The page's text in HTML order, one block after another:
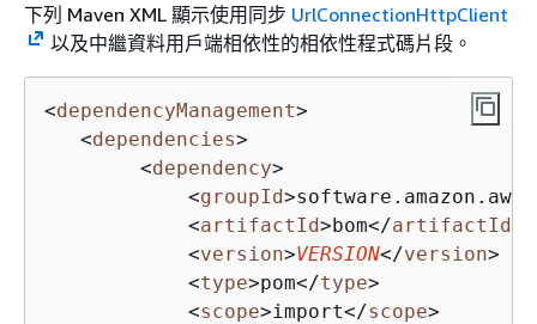
下列 Maven XML 顯示使用同步 UrlConnectionHttpClient
以及中繼資料用戶端相依性的相依性程式碼片段。
<dependencyManagement>
<dependencies>
<dependency>
<groupId>
<artifactId>bom</artifactId
<version>VERSION</version>
<type>pom</type>
<scope>import</scope>